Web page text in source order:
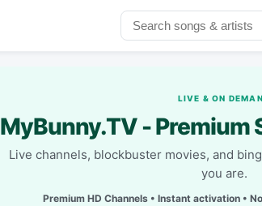
LIVE & ON
MyBunny.TV - Premium
Live channels, blockbuster movies, and
you are.
Premium HD Channels • Instant activation •